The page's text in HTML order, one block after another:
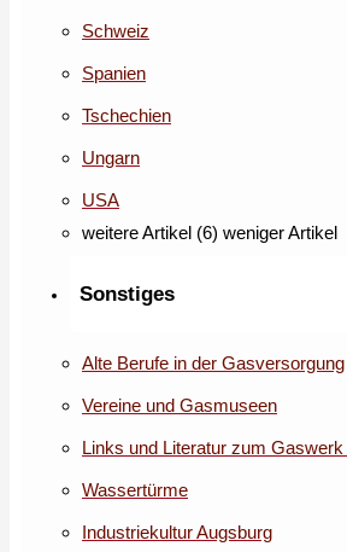
Schweiz
Spanien
Tschechien
Ungarn
USA
weitere Artikel (6) weniger Artikel
Sonstiges
Alte Berufe in der Gasversorgung
Vereine und Gasmuseen
Links und Literatur zum
Wassertürme
Industriekultur Augsburg